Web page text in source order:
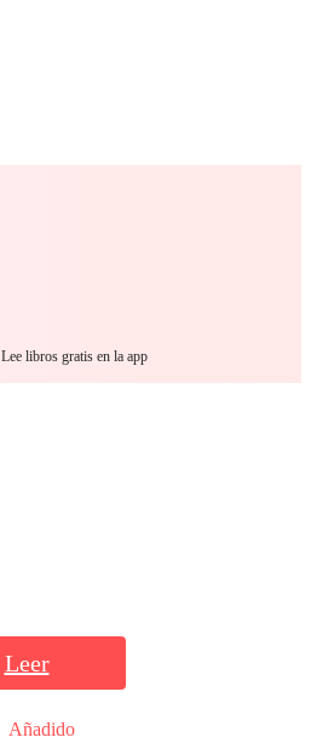
Lee libros gratis en la app
Leer
Añadido